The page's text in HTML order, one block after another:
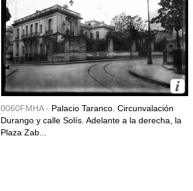
0060FMHA - Palacio Taranco. Circunvalación
Durango y calle Solís. Adelante a la derecha, la
Plaza Zab...